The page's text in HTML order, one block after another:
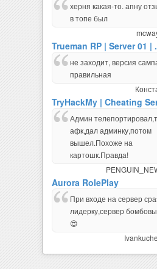
херня какая-то. апну
в топе был
Trueman RP | Server 01 |
не заходит, версия
правильная
TryHackMy | Cheating
Админ
афк,дал админку,потом
вышел.Похоже на
картошк.Правда!
Aurora RolePlay
При входе на сервер
лидерку,сервер
😍